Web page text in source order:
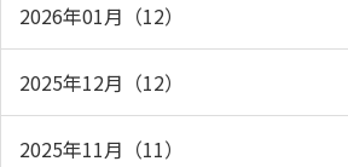
2026年01月（12）
2025年12月（12）
2025年11月（11）